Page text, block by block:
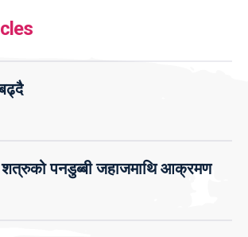
शत्रुको पनडुब्बी जहाजमाथि आक्रमण